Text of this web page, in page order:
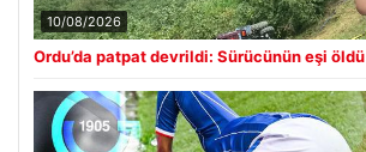
10/08/2026
Ordu’da patpat devrildi: Sürücünün eşi öldü